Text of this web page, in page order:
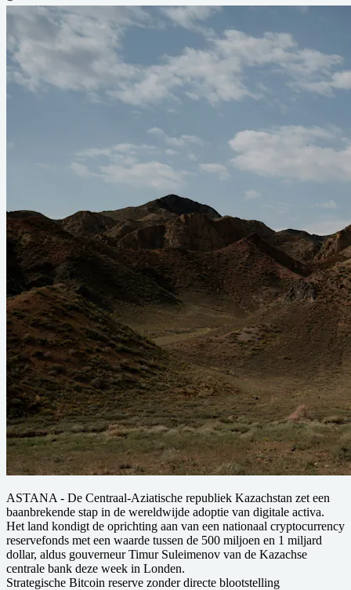
ASTANA - De Centraal-Aziatische republiek Kazachstan zet een
baanbrekende stap in de wereldwijde adoptie van digitale activa.
Het land kondigt de oprichting aan van een nationaal cryptocurrency
reservefonds met een waarde tussen de 500 miljoen en 1 miljard
dollar, aldus gouverneur Timur Suleimenov van de Kazachse
centrale bank deze week in Londen.
Strategische Bitcoin reserve zonder directe blootstelling